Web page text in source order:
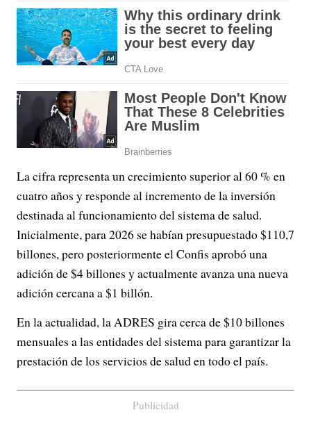
La cifra representa un crecimiento superior al 60 % en
cuatro años y responde al incremento de la inversión
destinada al funcionamiento del sistema de salud.
Inicialmente, para 2026 se habían presupuestado $110,7
billones, pero posteriormente el Confis aprobó una
adición de $4 billones y actualmente avanza una nueva
adición cercana a $1 billón.
En la actualidad, la ADRES gira cerca de $10 billones
mensuales a las entidades del sistema para garantizar la
prestación de los servicios de salud en todo el país.
Publicidad